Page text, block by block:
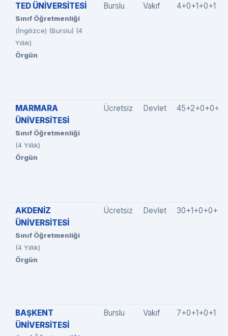
TED ÜNİVERSİTESİ
Sınıf Öğretmenliği
(İngilizce) (Burslu) (4
Yıllık)
Örgün
Burslu Vakıf 4+0+1+0+1
MARMARA
ÜNİVERSİTESİ
Sınıf Öğretmenliği
(4 Yıllık)
Örgün
Ücretsiz Devlet 45+2+0+0+0
AKDENİZ
ÜNİVERSİTESİ
Sınıf Öğretmenliği
(4 Yıllık)
Örgün
Ücretsiz Devlet 30+1+0+0+0
BAŞKENT
ÜNİVERSİTESİ
Burslu Vakıf 7+0+1+0+1